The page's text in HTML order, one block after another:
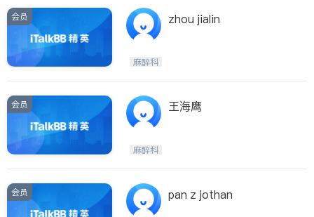
会员 zhou jialin
麻醉科
会员 王海鹰
麻醉科
会员 pan z jothan